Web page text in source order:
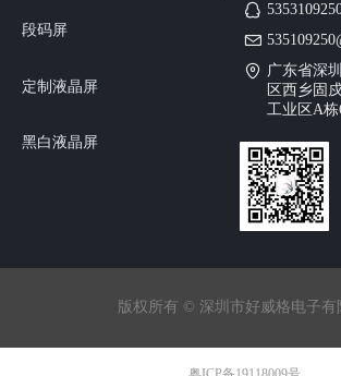
广东省深
区西乡固
工业区A栋
版权所有 © 深圳市好威格电子有
段码屏
定制液晶屏
黑白液晶屏